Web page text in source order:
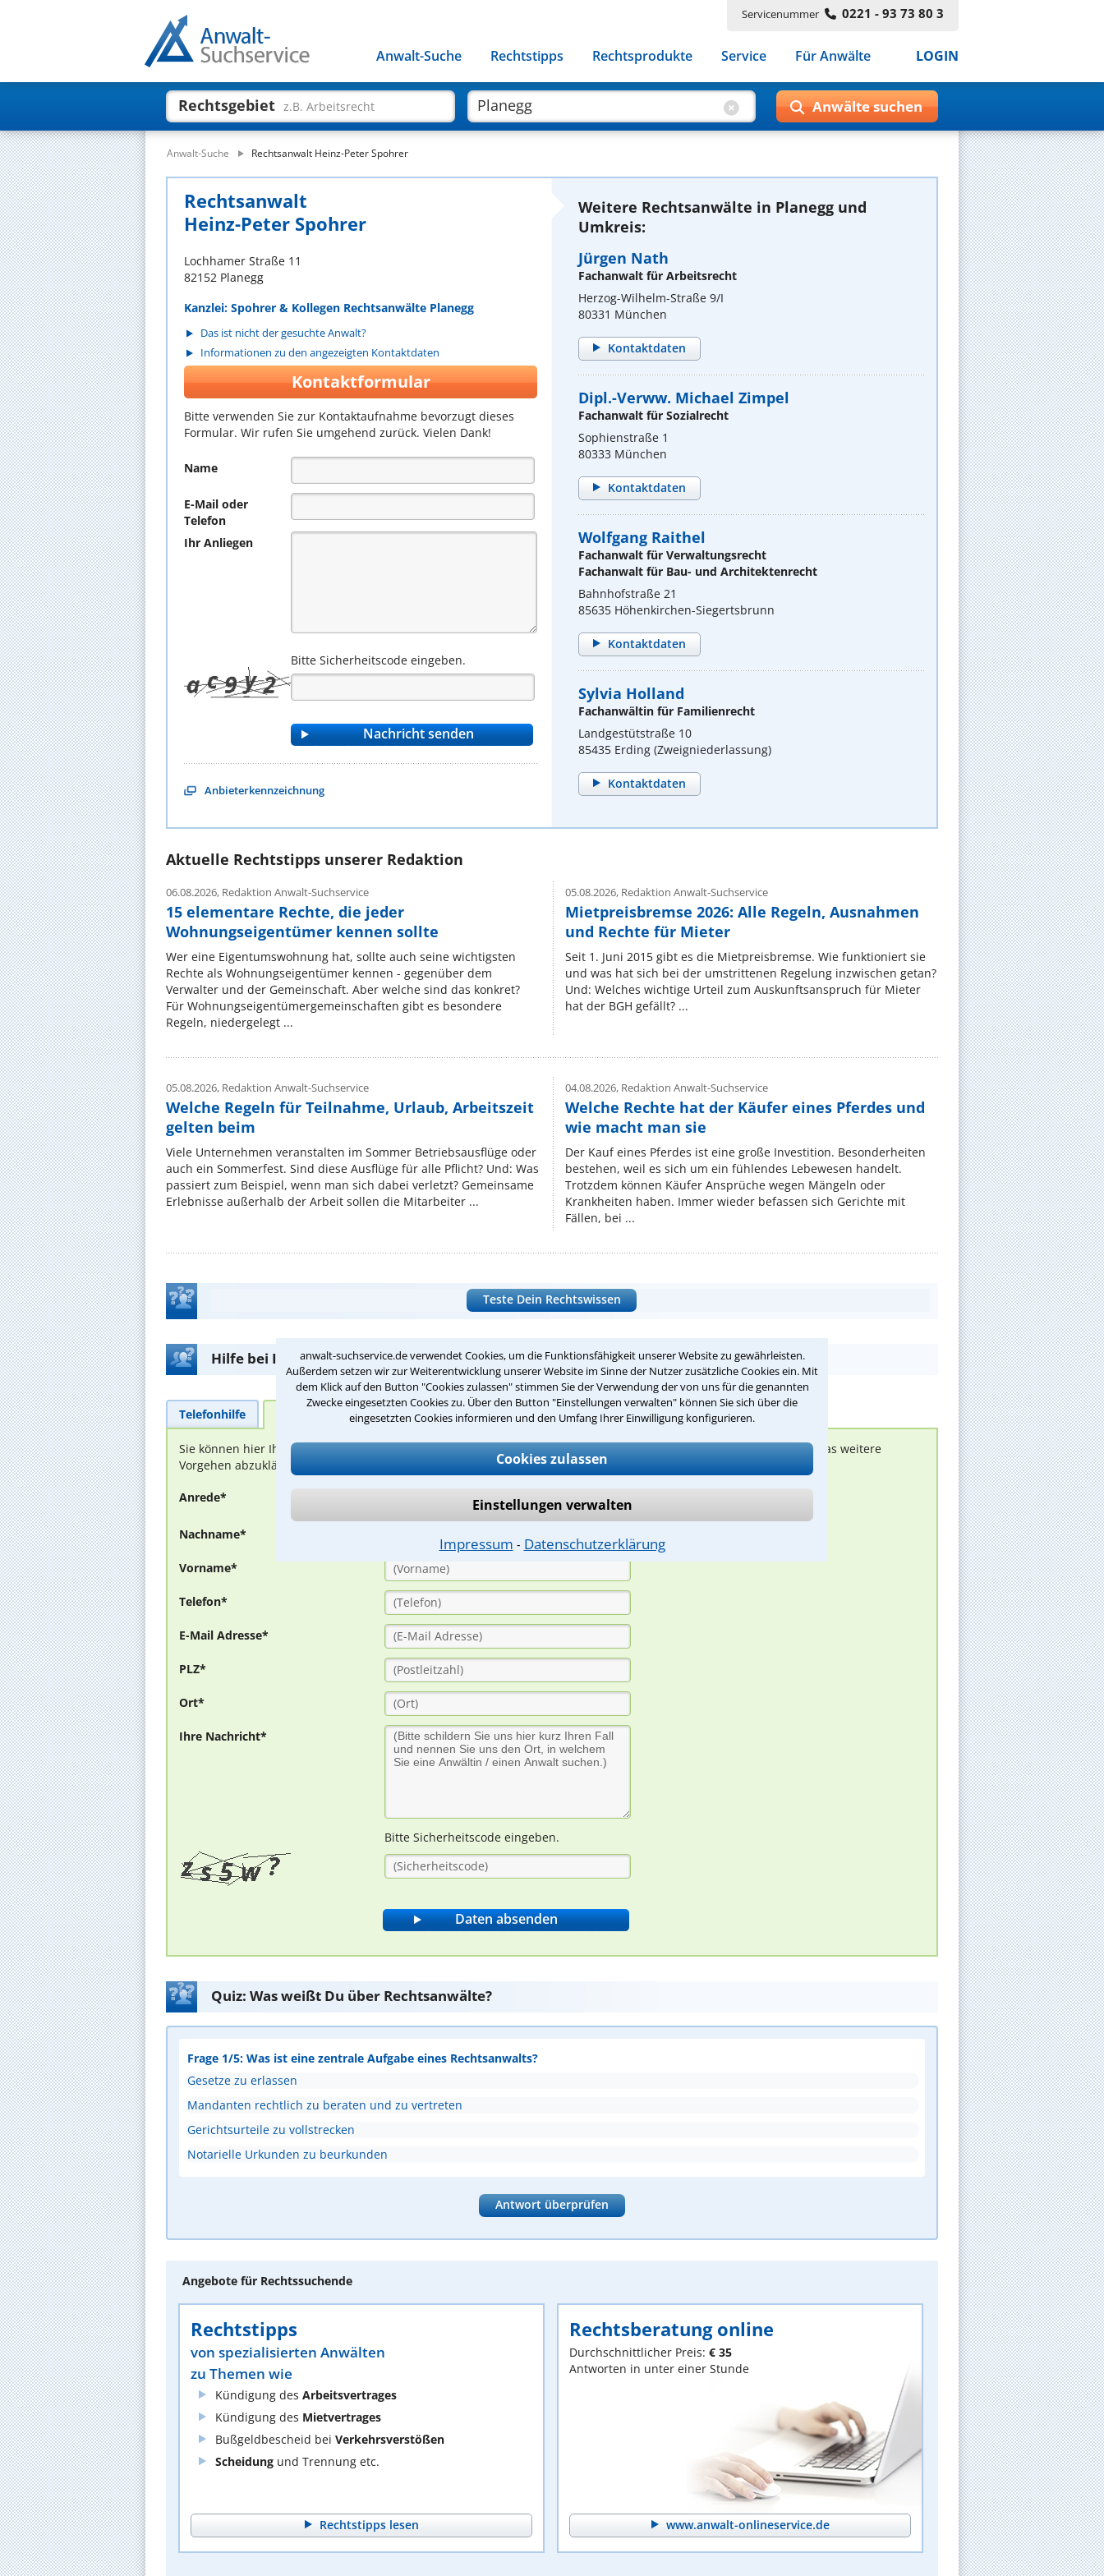
anwalt-suchservice.de verwendet Cookies, um die Funktionsfähigkeit unserer Website zu gewährleisten.
Außerdem setzen wir zur Weiterentwicklung unserer Website im Sinne der Nutzer zusätzliche Cookies ein. Mit
dem Klick auf den Button "Cookies zulassen" stimmen Sie der Verwendung der von uns für die genannten
Zwecke eingesetzten Cookies zu. Über den Button "Einstellungen verwalten" können Sie sich über die
eingesetzten Cookies informieren und den Umfang Ihrer Einwilligung konfigurieren.
Cookies zulassen
Einstellungen verwalten
Impressum ⁃ Datenschutzerklärung
Servicenummer 0221 - 93 73 80 3
Anwalt-Suche Rechtstipps Rechtsprodukte Service Für Anwälte LOGIN
Rechtsgebiet z.B. Arbeitsrecht
Anwalt-Suche Rechtsanwalt Heinz-Peter Spohrer
Rechtsanwalt
Heinz-Peter Spohrer
Lochhamer Straße 11
82152 Planegg
Kanzlei: Spohrer & Kollegen Rechtsanwälte Planegg
Das ist nicht der gesuchte Anwalt?
Informationen zu den angezeigten Kontaktdaten
Kontaktformular
Bitte verwenden Sie zur Kontaktaufnahme bevorzugt dieses
Formular. Wir rufen Sie umgehend zurück. Vielen Dank!
Name
E-Mail oder
Telefon
Ihr Anliegen
Bitte Sicherheitscode eingeben.
Anbieterkennzeichnung
Weitere Rechtsanwälte in Planegg und
Umkreis:
Jürgen Nath
Fachanwalt für Arbeitsrecht
Herzog-Wilhelm-Straße 9/I
80331 München
Kontaktdaten
Dipl.-Verww. Michael Zimpel
Fachanwalt für Sozialrecht
Sophienstraße 1
80333 München
Kontaktdaten
Wolfgang Raithel
Fachanwalt für Verwaltungsrecht
Fachanwalt für Bau- und Architektenrecht
Bahnhofstraße 21
85635 Höhenkirchen-Siegertsbrunn
Kontaktdaten
Sylvia Holland
Fachanwältin für Familienrecht
Landgestütstraße 10
85435 Erding (Zweigniederlassung)
Kontaktdaten
Aktuelle Rechtstipps unserer Redaktion
06.08.2026, Redaktion Anwalt-Suchservice
15 elementare Rechte, die jeder
Wohnungseigentümer kennen sollte
Wer eine Eigentumswohnung hat, sollte auch seine wichtigsten
Rechte als Wohnungseigentümer kennen - gegenüber dem
Verwalter und der Gemeinschaft. Aber welche sind das konkret?
Für Wohnungseigentümergemeinschaften gibt es besondere
Regeln, niedergelegt ...
05.08.2026,Redaktion Anwalt-Suchservice
Mietpreisbremse 2026: Alle Regeln, Ausnahmen
und Rechte für Mieter
Seit 1. Juni 2015 gibt es die Mietpreisbremse. Wie funktioniert sie
und was hat sich bei der umstrittenen Regelung inzwischen getan?
Und: Welches wichtige Urteil zum Auskunftsanspruch für Mieter
hat der BGH gefällt? ...
05.08.2026, Redaktion Anwalt-Suchservice
Welche Regeln für Teilnahme, Urlaub, Arbeitszeit
gelten beim
Viele Unternehmen veranstalten im Sommer Betriebsausflüge oder
auch ein Sommerfest. Sind diese Ausflüge für alle Pflicht? Und: Was
passiert zum Beispiel, wenn man sich dabei verletzt? Gemeinsame
Erlebnisse außerhalb der Arbeit sollen die Mitarbeiter ...
04.08.2026,Redaktion Anwalt-Suchservice
Welche Rechte hat der Käufer eines Pferdes und
wie macht man sie
Der Kauf eines Pferdes ist eine große Investition. Besonderheiten
bestehen, weil es sich um ein fühlendes Lebewesen handelt.
Trotzdem können Käufer Ansprüche wegen Mängeln oder
Krankheiten haben. Immer wieder befassen sich Gerichte mit
Fällen, bei ...
Teste Dein Rechtswissen
Hilfe bei Ihrer Anwaltsuche?
Telefonhilfe Beratungsanfrage
Sie können hier Ihren Fall schildern. Anschließend werden sich spezialisierte Rechtsanwälte bei Ihnen melden, um das weitere
Vorgehen abzuklären. Die Rückmeldung durch einen Anwalt ist für Sie kostenlos.
Anrede*
Nachname*
Vorname*
Telefon*
E-Mail Adresse*
PLZ*
Ort*
Ihre Nachricht*
Bitte Sicherheitscode eingeben.
Quiz: Was weißt Du über Rechtsanwälte?
Frage 1/5: Was ist eine zentrale Aufgabe eines Rechtsanwalts?
Gesetze zu erlassen
Mandanten rechtlich zu beraten und zu vertreten
Gerichtsurteile zu vollstrecken
Notarielle Urkunden zu beurkunden
Antwort überprüfen
Angebote für Rechtssuchende
Rechtstipps
von spezialisierten Anwälten
zu Themen wie
Kündigung des Arbeitsvertrages
Kündigung des Mietvertrages
Bußgeldbescheid bei Verkehrsverstößen
Scheidung und Trennung etc.
Rechtstipps lesen
Rechtsberatung online
Durchschnittlicher Preis: € 35
Antworten in unter einer Stunde
www.anwalt-onlineservice.de